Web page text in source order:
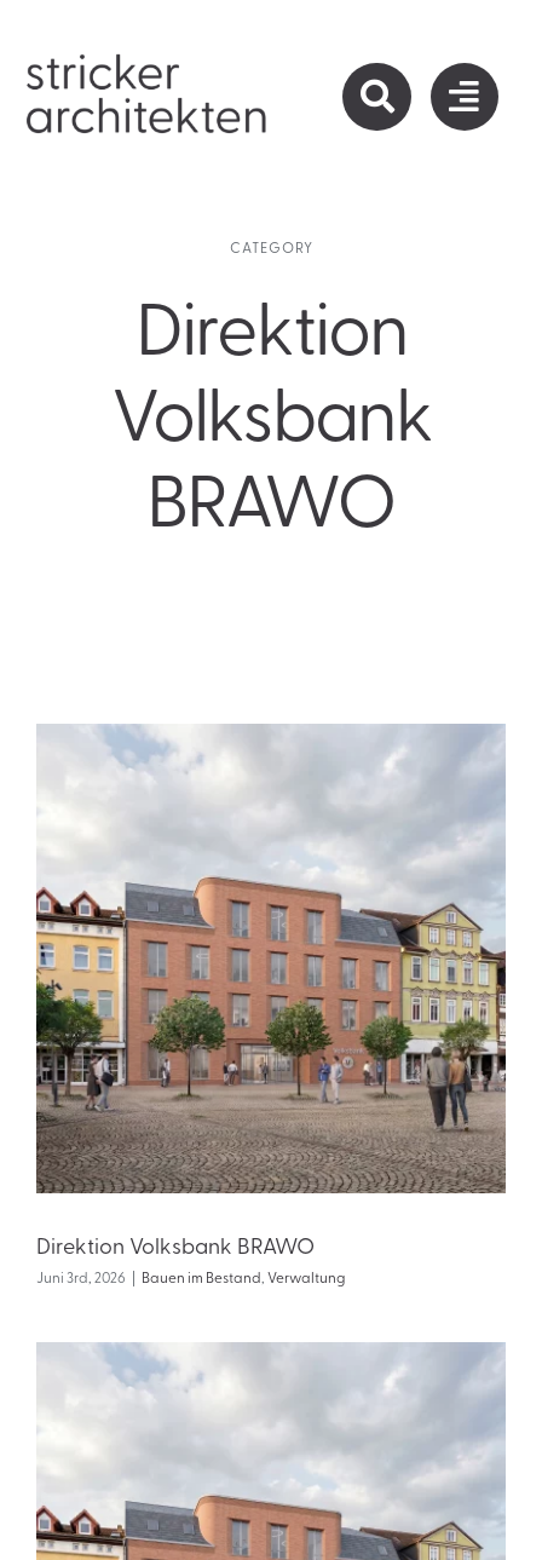
springen
CATEGORY
Direktion
Volksbank
BRAWO
Direktion Volksbank BRAWO
Juni 3rd, 2026 | Bauen im Bestand,Verwaltung